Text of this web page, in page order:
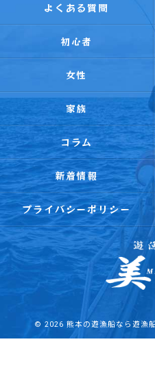
よくある質問
初心者
女性
家族
コラム
新着情報
プライバシーポリシー
© 2026 熊本の遊漁船なら遊漁